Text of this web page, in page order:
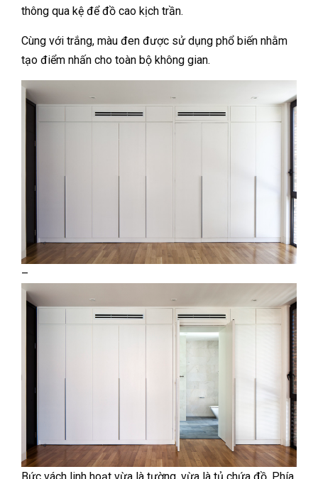
thông qua kệ để đồ cao kịch trần.
Cùng với trắng, màu đen được sử dụng phổ biến nhằm
tạo điểm nhấn cho toàn bộ không gian.
–